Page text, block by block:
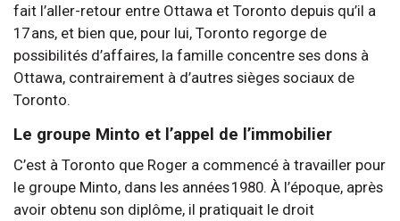
fait l’aller-retour entre Ottawa et Toronto depuis qu’il a
17 ans, et bien que, pour lui, Toronto regorge de
possibilités d’affaires, la famille concentre ses dons à
Ottawa, contrairement à d’autres sièges sociaux de
Toronto.
Le groupe Minto et l’appel de l’immobilier
C’est à Toronto que Roger a commencé à travailler pour
le groupe Minto, dans les années 1980. À l’époque, après
avoir obtenu son diplôme, il pratiquait le droit